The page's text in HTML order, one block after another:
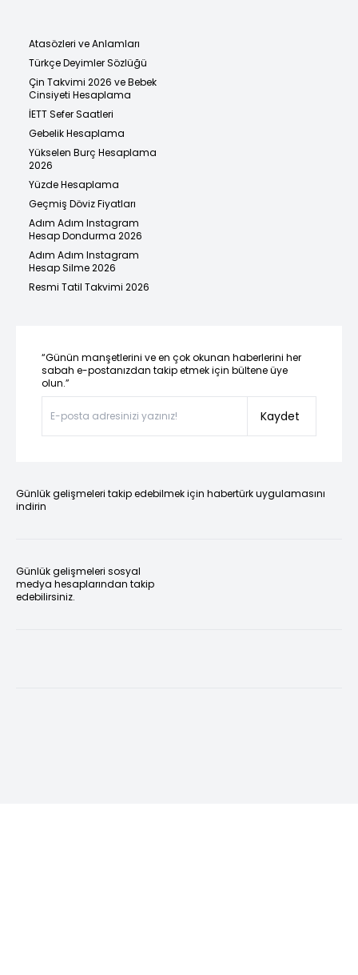
Atasözleri ve Anlamları
Türkçe Deyimler Sözlüğü
Çin Takvimi 2026 ve Bebek
Cinsiyeti Hesaplama
İETT Sefer Saatleri
Gebelik Hesaplama
Yükselen Burç Hesaplama
2026
Yüzde Hesaplama
Geçmiş Döviz Fiyatları
Adım Adım Instagram
Hesap Dondurma 2026
Adım Adım Instagram
Hesap Silme 2026
Resmi Tatil Takvimi 2026
“Günün manşetlerini ve en çok okunan haberlerini her
sabah e-postanızdan takip etmek için bültene üye
olun.”
Kaydet
Günlük gelişmeleri takip edebilmek için habertürk uygulamasını
indirin
Günlük gelişmeleri sosyal
medya hesaplarından takip
edebilirsiniz.